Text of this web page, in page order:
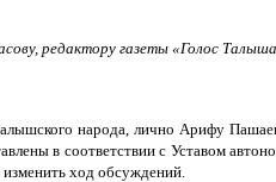
редактору газеты «Голос
народа, лично Арифу
в соответствии с Уставом
ход обсуждений.